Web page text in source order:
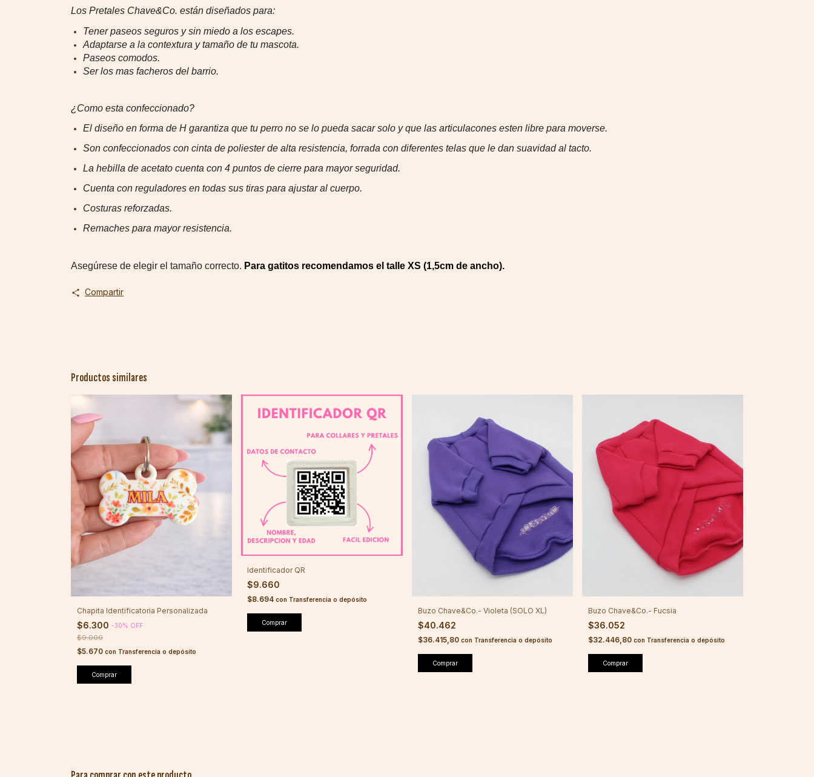
Los Pretales Chave&Co. están diseñados para:
Tener paseos seguros y sin miedo a los escapes.
Adaptarse a la contextura y tamaño de tu mascota.
Paseos comodos.
Ser los mas facheros del barrio.
¿Como esta confeccionado?
El diseño en forma de H garantiza que tu perro no se lo pueda sacar solo y que las articulacones esten libre para moverse.
Son confeccionados con cinta de poliester de alta resistencia, forrada con diferentes telas que le dan suavidad al tacto.
La hebilla de acetato cuenta con 4 puntos de cierre para mayor seguridad.
Cuenta con reguladores en todas sus tiras para ajustar al cuerpo.
Costuras reforzadas.
Remaches para mayor resistencia.
Asegúrese de elegir el tamaño correcto. Para gatitos recomendamos el talle XS (1,5cm de ancho).
Compartir
Productos similares
Chapita Identificatoria Personalizada
$6.300 -30% OFF
$9.000
$5.670 con Transferencia o depósito
Comprar
Identificador QR
$9.660
$8.694con Transferencia o depósito
Comprar
Buzo Chave&Co.- Violeta (SOLO XL)
$40.462
$36.415,80 con Transferencia o depósito
Comprar
Buzo Chave&Co.- Fucsia
$36.052
$32.446,80 con Transferencia o depósito
Comprar